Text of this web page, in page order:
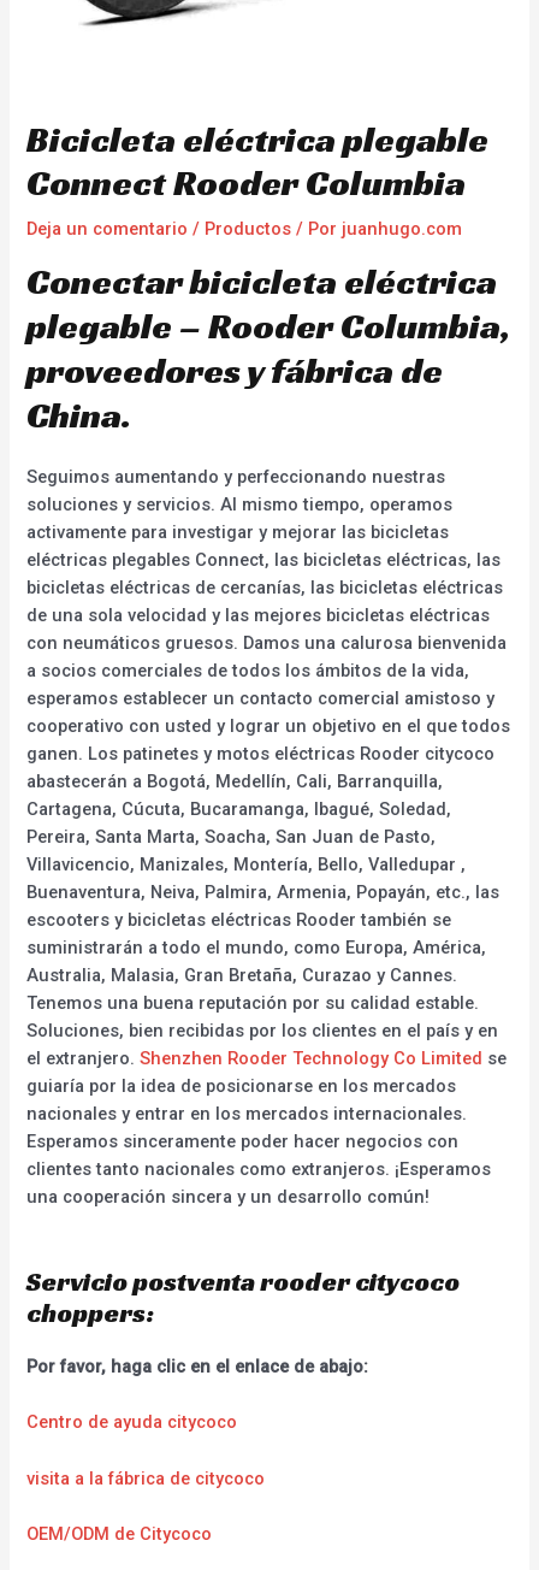
Bicicleta eléctrica plegable
Connect Rooder Columbia
Deja un comentario / Productos / Por juanhugo.com
Conectar bicicleta eléctrica
plegable – Rooder Columbia,
proveedores y fábrica de
China.
Seguimos aumentando y perfeccionando nuestras
soluciones y servicios. Al mismo tiempo, operamos
activamente para investigar y mejorar las bicicletas
eléctricas plegables Connect, las bicicletas eléctricas, las
bicicletas eléctricas de cercanías, las bicicletas eléctricas
de una sola velocidad y las mejores bicicletas eléctricas
con neumáticos gruesos. Damos una calurosa bienvenida
a socios comerciales de todos los ámbitos de la vida,
esperamos establecer un contacto comercial amistoso y
cooperativo con usted y lograr un objetivo en el que todos
ganen. Los patinetes y motos eléctricas Rooder citycoco
abastecerán a Bogotá, Medellín, Cali, Barranquilla,
Cartagena, Cúcuta, Bucaramanga, Ibagué, Soledad,
Pereira, Santa Marta, Soacha, San Juan de Pasto,
Villavicencio, Manizales, Montería, Bello, Valledupar ,
Buenaventura, Neiva, Palmira, Armenia, Popayán, etc., las
escooters y bicicletas eléctricas Rooder también se
suministrarán a todo el mundo, como Europa, América,
Australia, Malasia, Gran Bretaña, Curazao y Cannes.
Tenemos una buena reputación por su calidad estable.
Soluciones, bien recibidas por los clientes en el país y en
el extranjero.Shenzhen Rooder Technology Co Limited se
guiaría por la idea de posicionarse en los mercados
nacionales y entrar en los mercados internacionales.
Esperamos sinceramente poder hacer negocios con
clientes tanto nacionales como extranjeros. ¡Esperamos
una cooperación sincera y un desarrollo común!
Servicio postventa rooder citycoco
choppers:
Por favor, haga clic en el enlace de abajo:
Centro de ayuda citycoco
visita a la fábrica de citycoco
OEM/ODM de Citycoco